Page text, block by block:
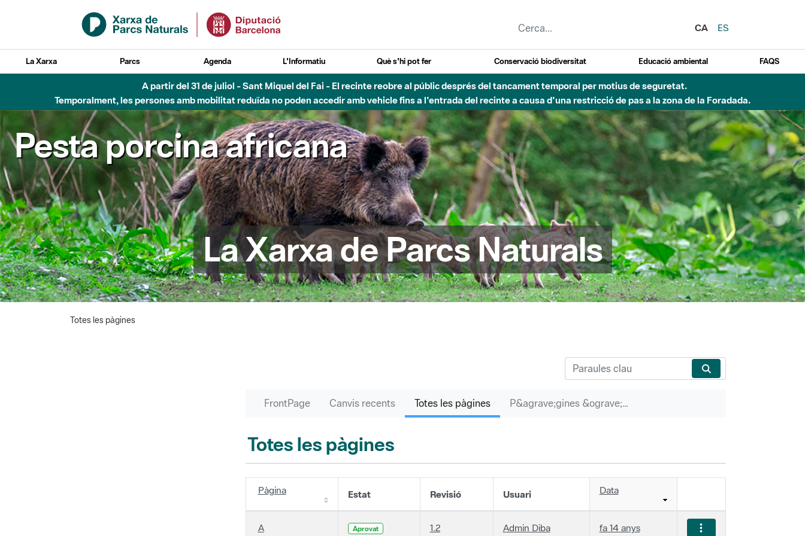
Salta al contingut principal
CA
ES
La Xarxa Parcs Agenda L'Informatiu Què s'hi pot fer Conservació biodiversitat Educació ambiental FAQS
A partir del 31 de juliol - Sant Miquel del Fai - El recinte reobre al públic després del tancament temporal per motius de seguretat.
Temporalment, les persones amb mobilitat reduïda no poden accedir amb vehicle fins a l'entrada del recinte a causa d'una restricció de pas a la zona de la Foradada.
Pesta porcina africana
La Xarxa de Parcs Naturals
Totes les pàgines
FrontPage Canvis recents Totes les pàgines P&agrave;gines &ograve;rfenes
Totes les pàgines
Pàgina Estat Revisió Usuari Data
A Aprovat 1.2 Admin Diba fa 14 anys